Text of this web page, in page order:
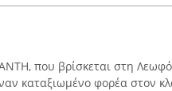
που βρίσκεται στη
καταξιωμένο φορέα στον